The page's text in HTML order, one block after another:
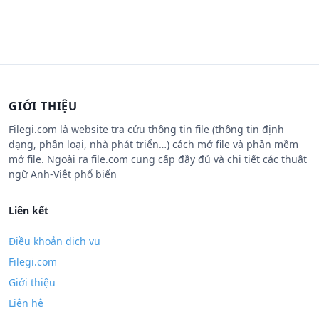
GIỚI THIỆU
Filegi.com là website tra cứu thông tin file (thông tin định
dạng, phân loại, nhà phát triển…) cách mở file và phần mềm
mở file. Ngoài ra file.com cung cấp đầy đủ và chi tiết các thuật
ngữ Anh-Việt phổ biến
Liên kết
Điều khoản dịch vụ
Filegi.com
Giới thiệu
Liên hệ